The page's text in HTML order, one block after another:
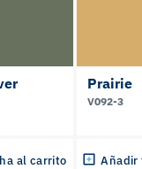
al carrito
Prairie
V092-3
Añadir